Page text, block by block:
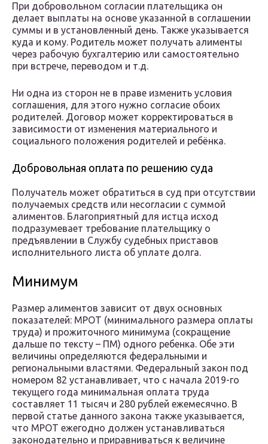
При добровольном согласии плательщика он
делает выплаты на основе указанной в соглашении
суммы и в установленный день. Также указывается
куда и кому. Родитель может получать алименты
через рабочую бухгалтерию или самостоятельно
при встрече, переводом и т.д.
Ни одна из сторон не в праве изменить условия
соглашения, для этого нужно согласие обоих
родителей. Договор может корректироваться в
зависимости от изменения материального и
социального положения родителей и ребёнка.
Добровольная оплата по решению суда
Получатель может обратиться в суд при отсутствии
получаемых средств или несогласии с суммой
алиментов. Благоприятный для истца исход
подразумевает требование плательщику о
предъявлении в Службу судебных приставов
исполнительного листа об уплате долга.
Минимум
Размер алиментов зависит от двух основных
показателей: МРОТ (минимального размера оплаты
труда) и прожиточного минимума (сокращение
дальше по тексту – ПМ) одного ребенка. Обе эти
величины определяются федеральными и
региональными властями. Федеральный закон под
номером 82 устанавливает, что с начала 2019-го
текущего года минимальная оплата труда
составляет 11 тысяч и 280 рублей ежемесячно. В
первой статье данного закона также указывается,
что МРОТ ежегодно должен устанавливаться
законодательно и приравниваться к величине